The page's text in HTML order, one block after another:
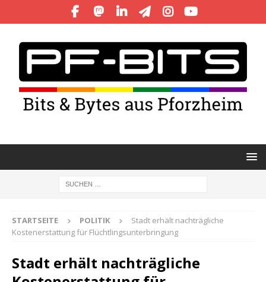
STARTSEITE POLITIK
Stadt erhält nachträgliche
Kostenerstattung für Flüchtlingsunterbringung
Stadt erhält nachträgliche